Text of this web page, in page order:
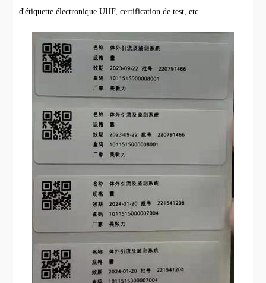
d'étiquette électronique UHF, certification de test, etc.